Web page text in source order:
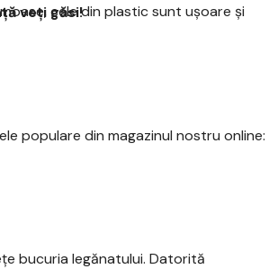
cele din plastic sunt ușoare și
veți găsi!
populare din magazinul nostru online:
bucuria legănatului. Datorită